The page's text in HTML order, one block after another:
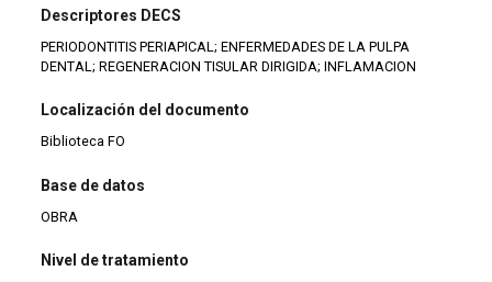
Descriptores DECS
PERIODONTITIS PERIAPICAL; ENFERMEDADES DE LA PULPA
DENTAL; REGENERACION TISULAR DIRIGIDA; INFLAMACION
Localización del documento
Biblioteca FO
Base de datos
OBRA
Nivel de tratamiento